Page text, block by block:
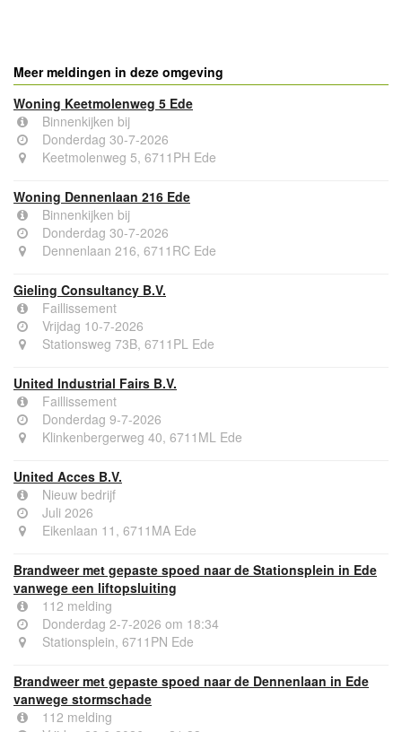
Meer meldingen in deze omgeving
Woning Keetmolenweg 5 Ede
Binnenkijken bij
Donderdag 30-7-2026
Keetmolenweg 5, 6711PH Ede
Woning Dennenlaan 216 Ede
Binnenkijken bij
Donderdag 30-7-2026
Dennenlaan 216, 6711RC Ede
Gieling Consultancy B.V.
Faillissement
Vrijdag 10-7-2026
Stationsweg 73B, 6711PL Ede
United Industrial Fairs B.V.
Faillissement
Donderdag 9-7-2026
Klinkenbergerweg 40, 6711ML Ede
United Acces B.V.
Nieuw bedrijf
Juli 2026
Eikenlaan 11, 6711MA Ede
Brandweer met gepaste spoed naar de Stationsplein in Ede
vanwege een liftopsluiting
112 melding
Donderdag 2-7-2026 om 18:34
Stationsplein, 6711PN Ede
Brandweer met gepaste spoed naar de Dennenlaan in Ede
vanwege stormschade
112 melding